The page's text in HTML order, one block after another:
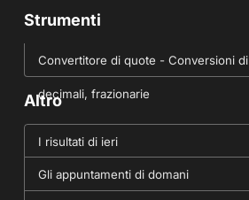
Strumenti
Convertitore di quote - Conversioni
decimali, frazionarie
Altro
I risultati di ieri
Gli appuntamenti di domani